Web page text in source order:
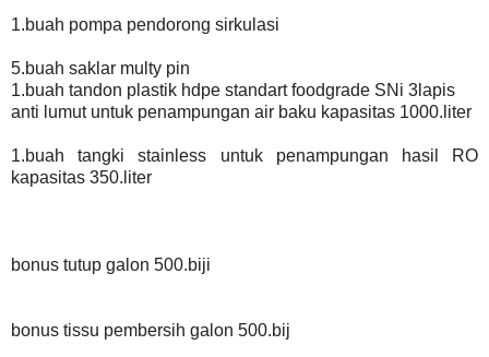
1.buah pompa pendorong sirkulasi
5.buah saklar multy pin
1.buah tandon plastik hdpe standart foodgrade SNi 3lapis
anti lumut untuk penampungan air baku kapasitas 1000.liter
1.buah tangki stainless untuk penampungan hasil RO
kapasitas 350.liter
bonus tutup galon 500.biji
bonus tissu pembersih galon 500.bij